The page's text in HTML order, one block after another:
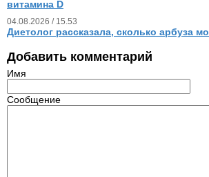
витамина D
04.08.2026 / 15.53
Диетолог рассказала, сколько арбуза
Добавить комментарий
Имя
Сообщение